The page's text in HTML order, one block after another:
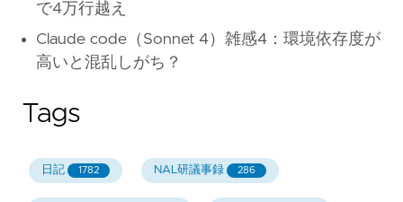
で4万行越え
Claude code（Sonnet 4）雑感4：環境依存度が
高いと混乱しがち？
Tags
日記 1782 NAL研議事録 286